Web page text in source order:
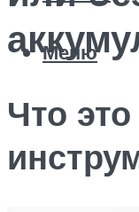
Меню
Что это